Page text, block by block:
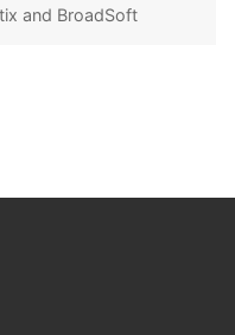
and BroadSoft